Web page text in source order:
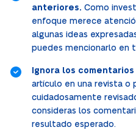
anteriores. Como
enfoque merece
algunas ideas
puedes mencionarlo en
Ignora los
artículo en una revista o
cuidadosamente
consideras los
resultado esperado.